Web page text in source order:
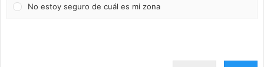
No estoy seguro de cuál es mi zona